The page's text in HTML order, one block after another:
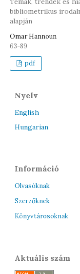
bibliometrikus
alapján
Omar Hannoun
63-89
pdf
Nyelv
English
Hungarian
Információ
Olvasóknak
Szerzőknek
Könyvtárosoknak
Aktuális szám